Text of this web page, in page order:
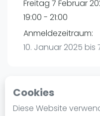
Cookies
Diese Website
Ranking
Männer
Frauen
Blog
Freitag 7 Februar
19:00 - 21:00
Anmeldezeitraum:
10. Januar 2025 bis
Playtomic